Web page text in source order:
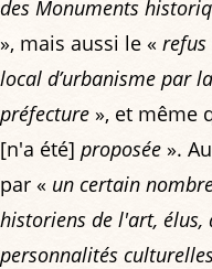
des Monuments
», mais aussi le «
local d’urbanisme par
préfecture », et même
[n'a été] proposée ».
par « un certain
historiens de l'art,
personnalités